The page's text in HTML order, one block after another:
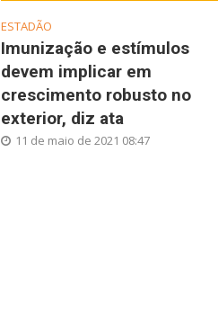
ESTADÃO
Imunização e estímulos
devem implicar em
crescimento robusto no
exterior, diz ata
11 de maio de 2021 08:47